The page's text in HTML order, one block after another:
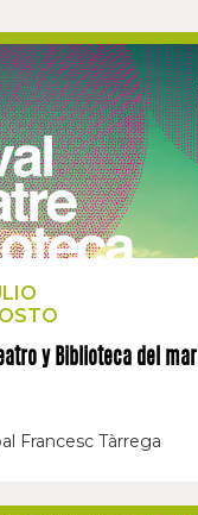
y Biblioteca del mar
Francesc Tàrrega